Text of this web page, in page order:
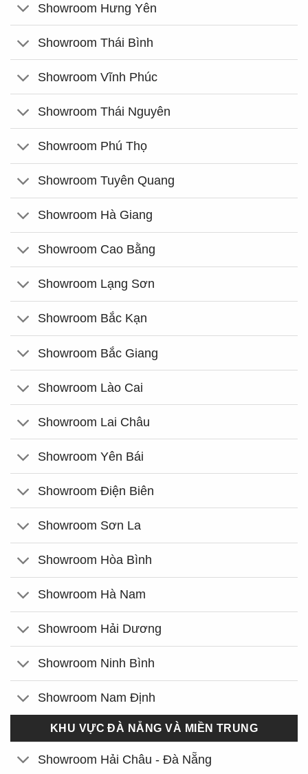
Showroom Hưng Yên
Showroom Thái Bình
Showroom Vĩnh Phúc
Showroom Thái Nguyên
Showroom Phú Thọ
Showroom Tuyên Quang
Showroom Hà Giang
Showroom Cao Bằng
Showroom Lạng Sơn
Showroom Bắc Kạn
Showroom Bắc Giang
Showroom Lào Cai
Showroom Lai Châu
Showroom Yên Bái
Showroom Điện Biên
Showroom Sơn La
Showroom Hòa Bình
Showroom Hà Nam
Showroom Hải Dương
Showroom Ninh Bình
Showroom Nam Định
KHU VỰC ĐÀ NẴNG VÀ MIỀN TRUNG
Showroom Hải Châu - Đà Nẵng